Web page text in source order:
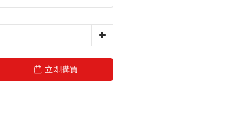
立即購買